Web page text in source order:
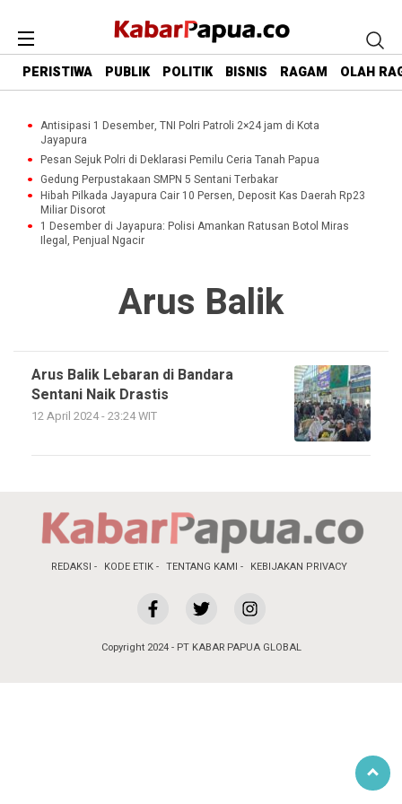
PERISTIWA PUBLIK POLITIK BISNIS RAGAM OLAH
Antisipasi 1 Desember, TNI Polri Patroli 2×24 jam di Kota
Jayapura
Pesan Sejuk Polri di Deklarasi Pemilu Ceria Tanah Papua
Gedung Perpustakaan SMPN 5 Sentani Terbakar
Hibah Pilkada Jayapura Cair 10 Persen, Deposit Kas Daerah Rp23
Miliar Disorot
1 Desember di Jayapura: Polisi Amankan Ratusan Botol Miras
Ilegal, Penjual Ngacir
Arus Balik
Arus Balik Lebaran di Bandara
Sentani Naik Drastis
12 April 2024 - 23:24 WIT
REDAKSI KODE ETIK TENTANG KAMI KEBIJAKAN PRIVACY
Copyright 2024 - PT KABAR PAPUA GLOBAL